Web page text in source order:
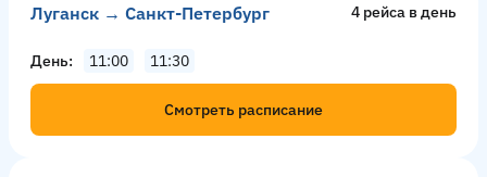
Луганск → Санкт-Петербург 4 рейсa в день
День 11:00 11:30
Смотреть расписание